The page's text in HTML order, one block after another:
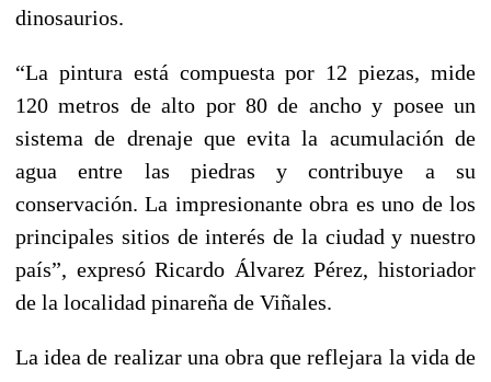
dinosaurios.
“La pintura está compuesta por 12 piezas, mide
120 metros de alto por 80 de ancho y posee un
sistema de drenaje que evita la acumulación de
agua entre las piedras y contribuye a su
conservación. La impresionante obra es uno de los
principales sitios de interés de la ciudad y nuestro
país”, expresó Ricardo Álvarez Pérez, historiador
de la localidad pinareña de Viñales.
La idea de realizar una obra que reflejara la vida de